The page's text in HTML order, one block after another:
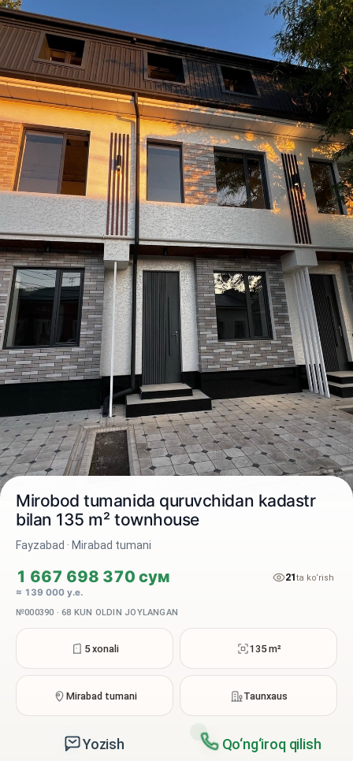
Mirobod tumanida quruvchidan kadastr
bilan 135 m² townhouse
Fayzabad · Mirabad tumani
1 667 698 370 сум
≈ 139 000 у.е.
21ta ko‘rish
№000390 · 68 KUN OLDIN JOYLANGAN
5 xonali 135 m²
Mirabad tumani Taunxaus
Yozish Qo‘ng‘iroq qilish